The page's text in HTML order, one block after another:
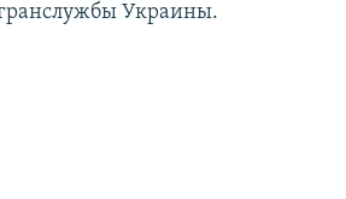
Украины.